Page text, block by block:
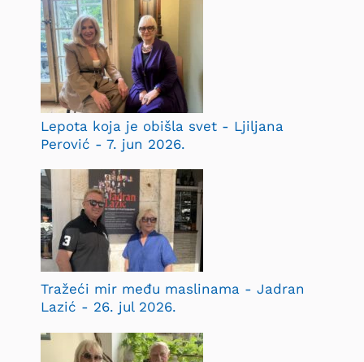
Lepota koja je obišla svet - Ljiljana
Perović - 7. jun 2026.
Tražeći mir među maslinama - Jadran
Lazić - 26. jul 2026.